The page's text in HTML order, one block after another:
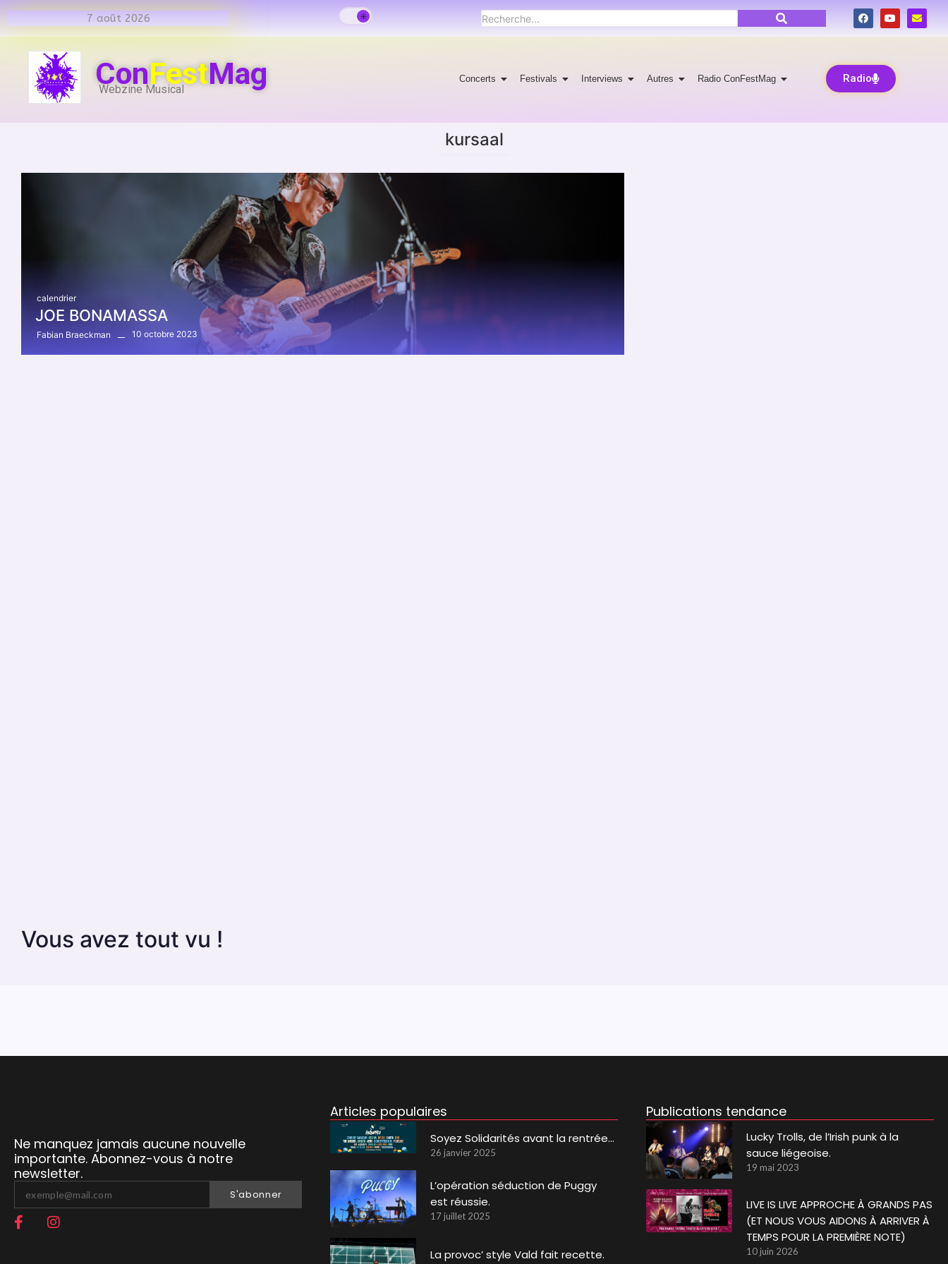
7 août 2026
ConFestMag
Webzine Musical
Concerts Festivals Interviews Autres Radio ConFestMag Radio
kursaal
calendrier
JOE BONAMASSA
Fabian Braeckman 10 octobre 2023
Vous avez tout vu !
Ne manquez jamais aucune nouvelle
importante. Abonnez-vous à notre
newsletter.
S'abonner
Articles populaires
Soyez Solidarités avant la rentrée…
26 janvier 2025
L’opération séduction de Puggy
est réussie.
17 juillet 2025
La provoc’ style Vald fait recette.
Publications tendance
Lucky Trolls, de l’Irish punk à la
sauce liégeoise.
19 mai 2023
LIVE IS LIVE APPROCHE À GRANDS PAS
(ET NOUS VOUS AIDONS À ARRIVER À
TEMPS POUR LA PREMIÈRE NOTE)
10 juin 2026